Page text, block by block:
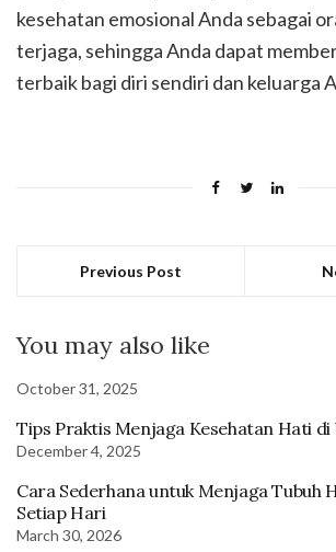
kesehatan emosional Anda sebagai
terjaga, sehingga Anda dapat
terbaik bagi diri sendiri dan keluarga
Previous Post
You may also like
October 31, 2025
Tips Praktis Menjaga Kesehatan Hati di
December 4, 2025
Cara Sederhana untuk Menjaga Tubuh
Setiap Hari
March 30, 2026